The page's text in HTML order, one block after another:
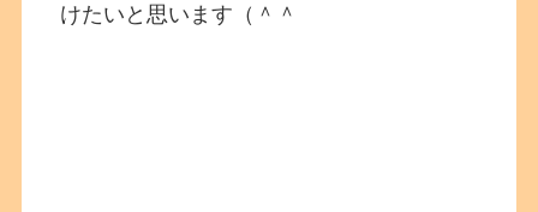
けたいと思います（＾＾